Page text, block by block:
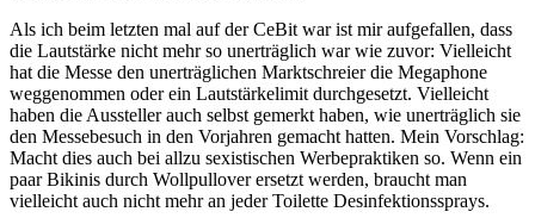
Als ich beim letzten mal auf der CeBit war ist mir aufgefallen, dass
die Lautstärke nicht mehr so unerträglich war wie zuvor: Vielleicht
hat die Messe den unerträglichen Marktschreier die Megaphone
weggenommen oder ein Lautstärkelimit durchgesetzt. Vielleicht
haben die Aussteller auch selbst gemerkt haben, wie unerträglich sie
den Messebesuch in den Vorjahren gemacht hatten. Mein Vorschlag:
Macht dies auch bei allzu sexistischen Werbepraktiken so. Wenn ein
paar Bikinis durch Wollpullover ersetzt werden, braucht man
vielleicht auch nicht mehr an jeder Toilette Desinfektionssprays.